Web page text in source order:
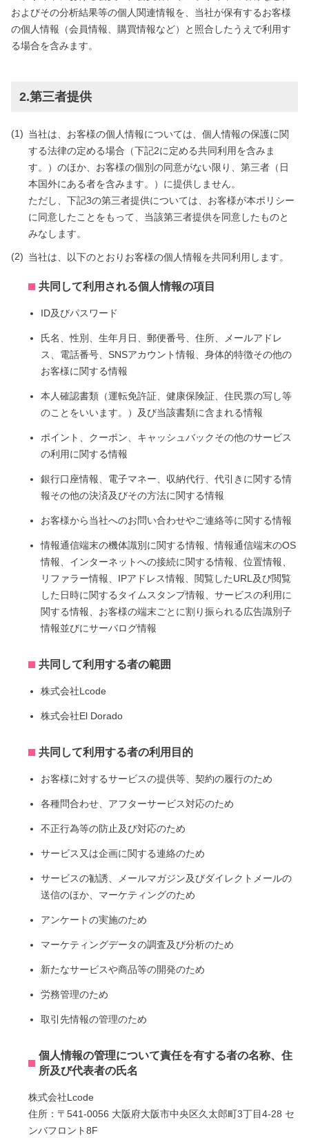
およびその分析結果等の個人関連情報を、当社が保有するお客様
の個人情報（会員情報、購買情報など）と照合したうえで利用す
る場合を含みます。
2.第三者提供
当社は、お客様の個人情報については、個人情報の保護に関
する法律の定める場合（下記2に定める共同利用を含みま
す。）のほか、お客様の個別の同意がない限り、第三者（日
本国外にある者を含みます。）に提供しません。
ただし、下記3の第三者提供については、お客様が本ポリシー
に同意したことをもって、当該第三者提供を同意したものと
みなします。
当社は、以下のとおりお客様の個人情報を共同利用します。
共同して利用される個人情報の項目
ID及びパスワード
氏名、性別、生年月日、郵便番号、住所、メールアドレ
ス、電話番号、SNSアカウント情報、身体的特徴その他の
お客様に関する情報
本人確認書類（運転免許証、健康保険証、住民票の写し等
のことをいいます。）及び当該書類に含まれる情報
ポイント、クーポン、キャッシュバックその他のサービス
の利用に関する情報
銀行口座情報、電子マネー、収納代行、代引きに関する情
報その他の決済及びその方法に関する情報
お客様から当社へのお問い合わせやご連絡等に関する情報
情報通信端末の機体識別に関する情報、情報通信端末のOS
情報、インターネットへの接続に関する情報、位置情報、
リファラー情報、IPアドレス情報、閲覧したURL及び閲覧
した日時に関するタイムスタンプ情報、サービスの利用に
関する情報、お客様の端末ごとに割り振られる広告識別子
情報並びにサーバログ情報
共同して利用する者の範囲
株式会社Lcode
株式会社El Dorado
共同して利用する者の利用目的
お客様に対するサービスの提供等、契約の履行のため
各種問合わせ、アフターサービス対応のため
不正行為等の防止及び対応のため
サービス又は企画に関する連絡のため
サービスの勧誘、メールマガジン及びダイレクトメールの
送信のほか、マーケティングのため
アンケートの実施のため
マーケティングデータの調査及び分析のため
新たなサービスや商品等の開発のため
労務管理のため
取引先情報の管理のため
個人情報の管理について責任を有する者の名称、住
所及び代表者の氏名
株式会社Lcode
住所：〒541-0056 大阪府大阪市中央区久太郎町3丁目4-28 セ
ンバフロント8F